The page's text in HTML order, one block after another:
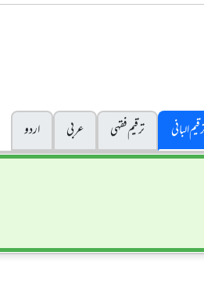
البانی ترقيم فقہی عربی
اردو